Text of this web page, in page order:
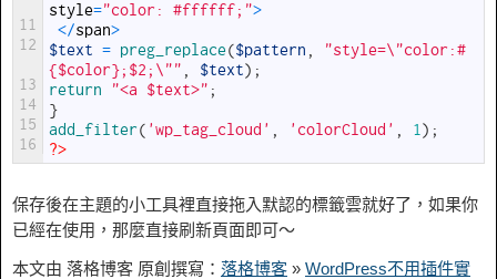
11
12
13
14
15
16
style="color: #ffffff;">
</span>
$text = preg_replace($pattern
"style=\"color:#
{$color};$2;\""
$text) ;
return
"<a $text>" ;
}
add_filter( 'wp_tag_cloud' 'colorCloud' 1 ) ;
?>
保存後在主題的小工具裡直接拖入默認的標籤雲就好了，如果你
已經在使用，那麼直接刷新頁面即可～
本文由 落格博客 原創撰寫： 落格博客 » WordPress不用插件實